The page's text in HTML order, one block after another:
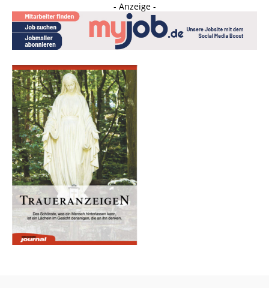
- Anzeige -